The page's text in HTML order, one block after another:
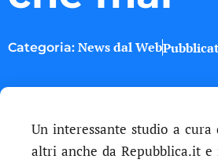
Categoria: News dal Web
Un interessante studio a cura
altri anche da Repubblica.it